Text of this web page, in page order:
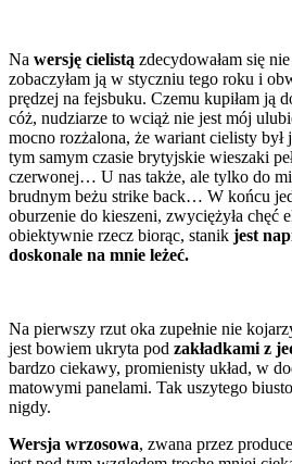
Na wersję cielistą zdecydowałam się
zobaczyłam ją w styczniu tego roku i
prędzej na fejsbuku. Czemu kupiłam ją
cóż, nudziarze to wciąż nie jest mój
mocno rozżalona, że wariant cielisty
tym samym czasie brytyjskie wieszaki
czerwonej… U nas także, ale tylko do
brudnym beżu strike back… W końcu
oburzenie do kieszeni, zwyciężyła chęć
obiektywnie rzecz biorąc, stanik jest
doskonale na mnie leżeć.
Na pierwszy rzut oka zupełnie nie
jest bowiem ukryta pod zakładkami z
bardzo ciekawy, promienisty układ, w
matowymi panelami. Tak uszytego
nigdy.
Wersja wrzosowa, zwana przez